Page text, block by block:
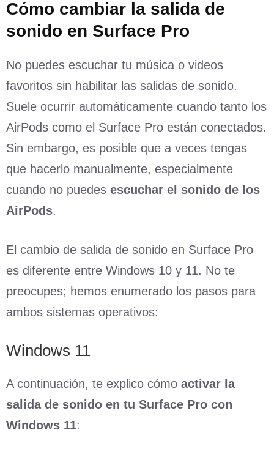
Cómo cambiar la salida de
sonido en Surface Pro
No puedes escuchar tu música o videos
favoritos sin habilitar las salidas de sonido.
Suele ocurrir automáticamente cuando tanto los
AirPods como el Surface Pro están conectados.
Sin embargo, es posible que a veces tengas
que hacerlo manualmente, especialmente
cuando no puedes escuchar el sonido de los
AirPods.
El cambio de salida de sonido en Surface Pro
es diferente entre Windows 10 y 11. No te
preocupes; hemos enumerado los pasos para
ambos sistemas operativos:
Windows 11
A continuación, te explico cómo activar la
salida de sonido en tu Surface Pro con
Windows 11: